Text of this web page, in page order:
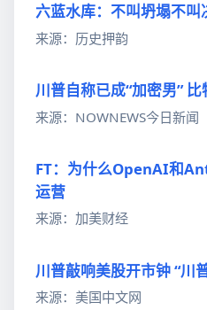
六蓝水库：不叫坍塌不
来源：历史押韵
川普自称已成“加密男”
来源：NOWNEWS今日新闻
FT：为什么OpenAI和
运营
来源：加美财经
川普敲响美股开市钟 “川
来源：美国中文网